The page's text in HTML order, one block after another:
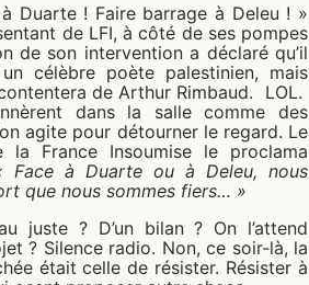
Duarte ! Faire barrage à Deleu ! »
de LFI, à côté de ses pompes
de son intervention a déclaré qu’il
célèbre poète palestinien, mais
de Arthur Rimbaud. LOL.
dans la salle comme des
agite pour détourner le regard. Le
la France Insoumise le proclama
Face à Duarte ou à Deleu, nous
que nous sommes fiers… »
juste ? D’un bilan ? On l’attend
? Silence radio. Non, ce soir-là, la
était celle de résister. Résister à